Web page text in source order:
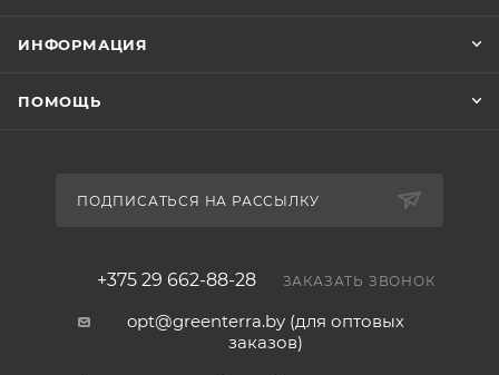
ИНФОРМАЦИЯ
ПОМОЩЬ
ПОДПИСАТЬСЯ НА РАССЫЛКУ
+375 29 662-88-28 ЗАКАЗАТЬ ЗВОНОК
opt@greenterra.by (для оптовых
заказов)